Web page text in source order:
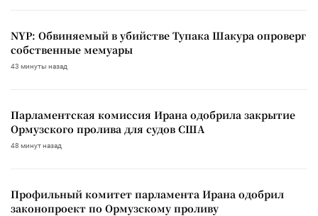
NYP: Обвиняемый в убийстве Тупака Шакура опроверг
собственные мемуары
43 минуты назад
Парламентская комиссия Ирана одобрила закрытие
Ормузского пролива для судов США
48 минут назад
Профильный комитет парламента Ирана одобрил
законопроект по Ормузскому проливу